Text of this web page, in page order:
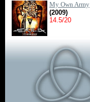
My Own Army
(2009)
14.5/20